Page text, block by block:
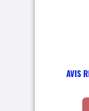
AVIS